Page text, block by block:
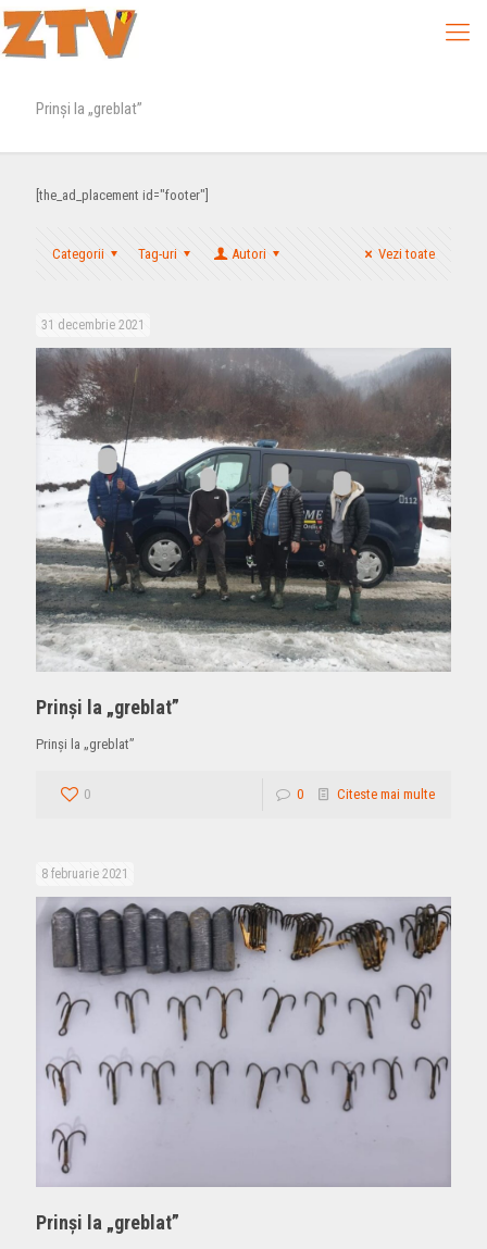
Prinși la „greblat”
[the_ad_placement id="footer"]
Categorii Tag-uri Autori Vezi toate
31 decembrie 2021
Prinși la „greblat”
Prinși la „greblat”
0 0 Citeste mai multe
8 februarie 2021
Prinși la „greblat”